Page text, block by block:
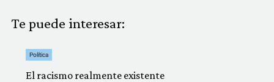
Te puede interesar:
Política
El racismo realmente existente